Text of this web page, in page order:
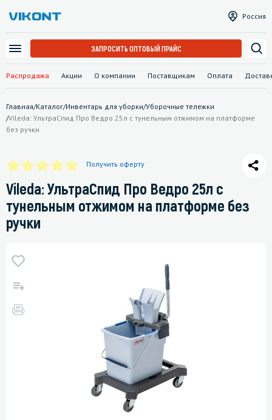
Распродажа Акции О компании Поставщикам Оплата
Россия
ЗАПРОСИТЬ ОПТОВЫЙ ПРАЙС
Главная/Каталог/Инвентарь для уборки/Уборочные тележки
/Vileda: УльтраСпид Про Ведро 25л с тунельным отжимом на платформе
без ручки
Получить оферту
Vileda: УльтраСпид Про Ведро 25л с
тунельным отжимом на платформе без
ручки